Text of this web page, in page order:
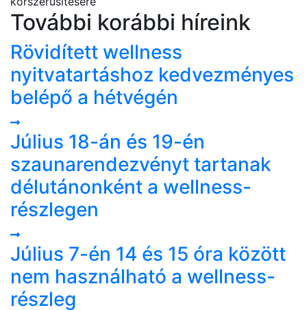
További korábbi híreink
Rövidített wellness
nyitvatartáshoz kedvezményes
belépő a hétvégén
Július 18-án és 19-én
szaunarendezvényt tartanak
délutánonként a wellness-
részlegen
Július 7-én 14 és 15 óra között
nem használható a wellness-
részleg